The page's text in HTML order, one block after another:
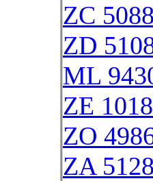
ZC
ZD
ML
ZE
ZO
ZA